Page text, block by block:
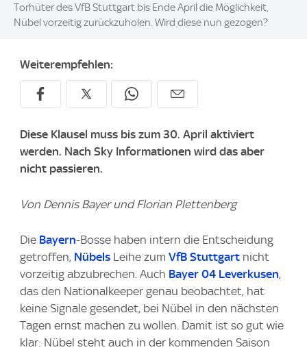
Torhüter des VfB Stuttgart bis Ende April die Möglichkeit,
Nübel vorzeitig zurückzuholen. Wird diese nun gezogen?
Weiterempfehlen:
Diese Klausel muss bis zum 30. April aktiviert
werden. Nach Sky Informationen wird das aber
nicht passieren.
Von Dennis Bayer und Florian Plettenberg
Die Bayern-Bosse haben intern die Entscheidung
getroffen, Nübels Leihe zum VfB Stuttgart nicht
vorzeitig abzubrechen. Auch Bayer 04 Leverkusen,
das den Nationalkeeper genau beobachtet, hat
keine Signale gesendet, bei Nübel in den nächsten
Tagen ernst machen zu wollen. Damit ist so gut wie
klar: Nübel steht auch in der kommenden Saison